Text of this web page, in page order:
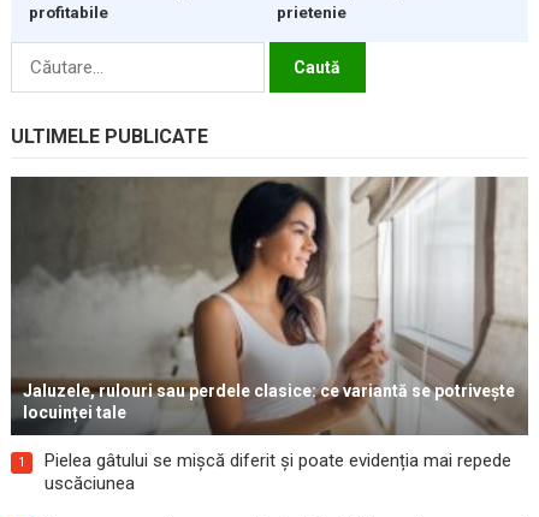
profitabile
prietenie
Caută
ULTIMELE PUBLICATE
Jaluzele, rulouri sau perdele clasice: ce variantă se potrivește
locuinței tale
1
Pielea gâtului se mișcă diferit și poate evidenția mai repede
uscăciunea